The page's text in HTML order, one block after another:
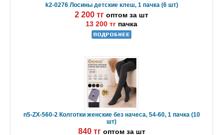
k2-0276 Лосины детские клеш, 1 пачка (6 шт)
2 200 тг оптом за шт
13 200 тг пачка
n5-ZX-560-2 Колготки женские без начеса, 54-60, 1 пачка (10
шт)
840 тг оптом за шт